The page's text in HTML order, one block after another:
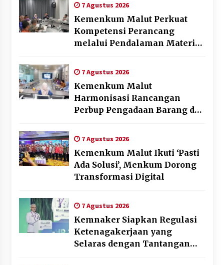
7 Agustus 2026
Kemenkum Malut Perkuat
Kompetensi Perancang
melalui Pendalaman Materi
Daerah
7 Agustus 2026
Kemenkum Malut
Harmonisasi Rancangan
Perbup Pengadaan Barang dan
7 Agustus 2026
Kemenkum Malut Ikuti ‘Pasti
Ada Solusi’, Menkum Dorong
Transformasi Digital
7 Agustus 2026
Kemnaker Siapkan Regulasi
Ketenagakerjaan yang
Selaras dengan Tantangan